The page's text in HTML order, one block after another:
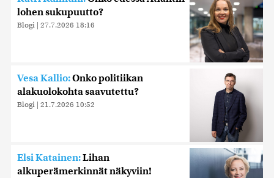
lohen sukupuutto?
Blogi | 27.7.2026 18:16
Vesa Kallio:Onko politiikan
alakuolokohta saavutettu?
Blogi | 21.7.2026 10:52
Elsi Katainen:Lihan
alkuperämerkinnät näkyviin!